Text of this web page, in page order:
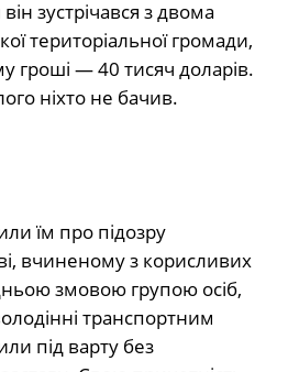
зустрічався з двома
територіальної громади,
гроші — 40 тисяч доларів.
ніхто не бачив.
їм про підозру
вчиненому з корисливих
змовою групою осіб,
транспортним
під варту без